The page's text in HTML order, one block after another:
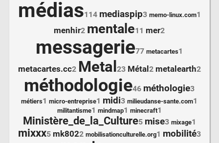
médias114 mediaspip3 memo-linux.com1
menhir2 mentale11 mer2
messagerie77 metacartes1
metacartes.cc2 Metal 23 Métal 2 metalearth2
méthodologie46 méthologie3
métiers1 micro-entreprise1 midi3 milieudanse-sante.com1
militantisme1 mindmap1 minecraft1
Ministère_de_la_Culture5 mise3 mixage1
mixxx5 mk8022 mobilisationculturelle.org1 mobilité3